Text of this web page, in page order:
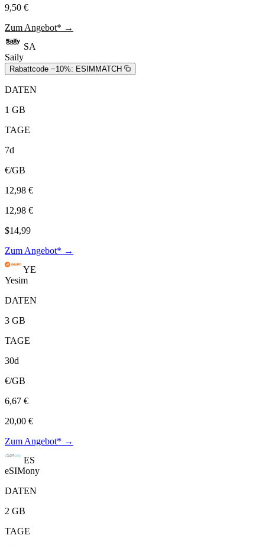
9,50 €
Zum Angebot* →
SA
Saily
Rabattcode −10%: ESIMMATCH
DATEN
1 GB
TAGE
7d
€/GB
12,98 €
12,98 €
$14,99
Zum Angebot* →
YE
Yesim
DATEN
3 GB
TAGE
30d
€/GB
6,67 €
20,00 €
Zum Angebot* →
ES
eSIMony
DATEN
2 GB
TAGE